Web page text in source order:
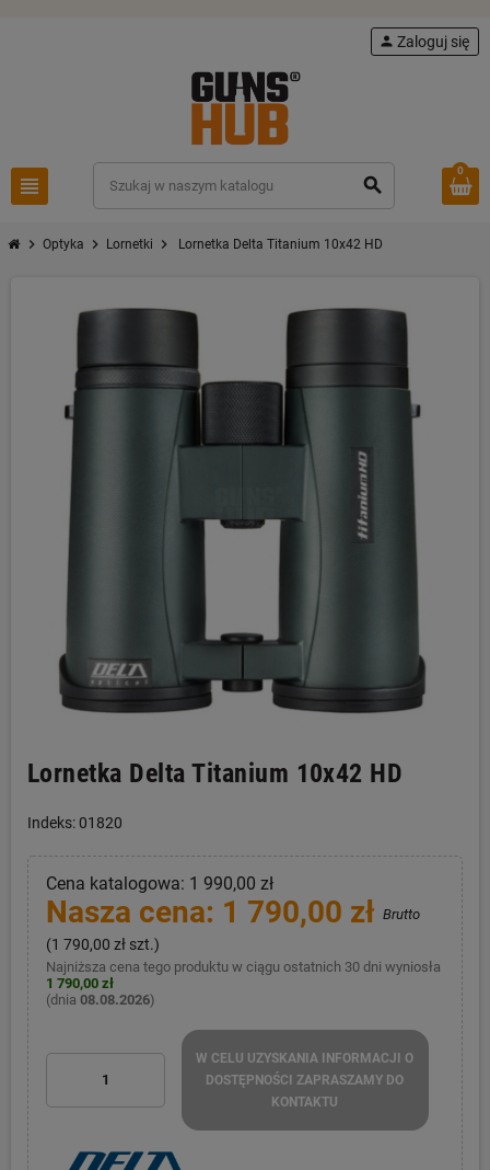
view_headline search
person Zaloguj się
0
chevron_right Optyka chevron_right Lornetki chevron_right Lornetka Delta Titanium 10x42 HD
Lornetka Delta Titanium 10x42 HD
Indeks: 01820
Cena katalogowa: 1 990,00 zł
Nasza cena: 1 790,00 zł Brutto
(1 790,00 zł szt.)
Najniższa cena tego produktu w ciągu ostatnich 30 dni wyniosła
1 790,00 zł
(dnia 08.08.2026)
W CELU UZYSKANIA INFORMACJI O
DOSTĘPNOŚCI ZAPRASZAMY DO
KONTAKTU